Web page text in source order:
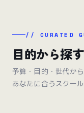
// CURATED
目的から探
予算・目的・世代から
あなたに合うスクー